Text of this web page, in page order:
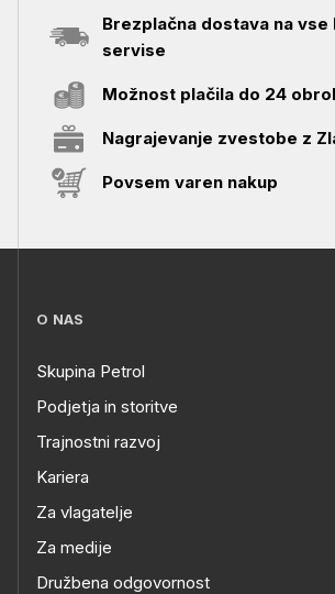
Brezplačna dostava na vse
servise
Možnost plačila do 24
Nagrajevanje zvestobe z
Povsem varen nakup
O NAS
Skupina Petrol
Podjetja in storitve
Trajnostni razvoj
Kariera
Za vlagatelje
Za medije
Družbena odgovornost